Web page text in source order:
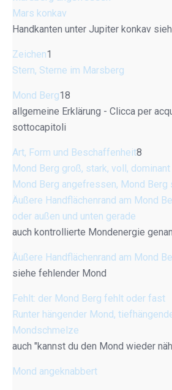
Mars konkav
Handkanten unter Jupiter konkav
Zeichen1
Stern, Sterne im Marsberg
Mond Berg18
allgemeine Erklärung - Clicca per
sottocapitoli
Art, Form und Beschaffenheit8
Mond Berg groß, stark, voll, dominant
Mond Berg angefressen, Mond Berg
Äußere Handflächenrand am Mond
oder außen und unten gerade
auch kontrollierte Mondenergie
Äußere Handflächenrand am Mond
siehe fehlender Mond
Fehlt: der Mond Berg fehlt oder fast
Runter hängender Mond,
Mondschmelze
auch "kannst du den Mond wieder
Mond angeknabbert